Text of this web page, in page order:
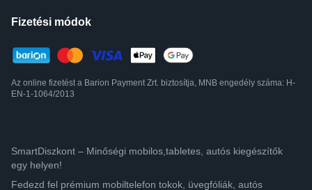
Fizetési módok
Az online fizetést a Barion Payment Zrt. biztosítja, MNB engedély száma: H-
EN-1-1064/2013
SmartDiszkont – Minőségi mobilos,tabletes, autós kiegészítők
egy helyen!
Fedezd fel prémium mobiltelefon tokok, üvegfóliák, autós